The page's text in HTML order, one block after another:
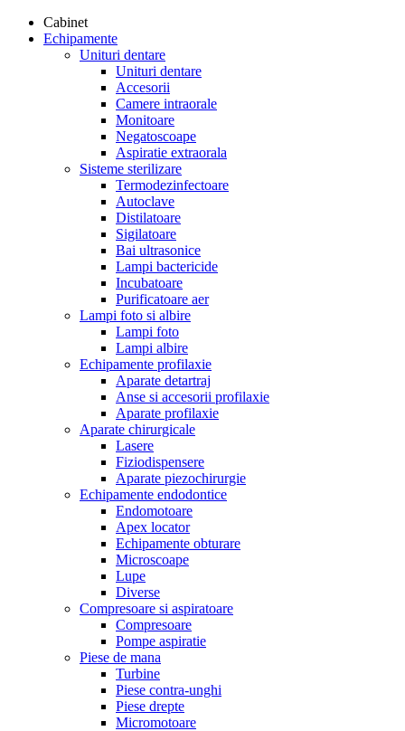
Cabinet
Echipamente
Unituri dentare
Unituri dentare
Accesorii
Camere intraorale
Monitoare
Negatoscoape
Aspiratie extraorala
Sisteme sterilizare
Termodezinfectoare
Autoclave
Distilatoare
Sigilatoare
Bai ultrasonice
Lampi bactericide
Incubatoare
Purificatoare aer
Lampi foto si albire
Lampi foto
Lampi albire
Echipamente profilaxie
Aparate detartraj
Anse si accesorii profilaxie
Aparate profilaxie
Aparate chirurgicale
Lasere
Fiziodispensere
Aparate piezochirurgie
Echipamente endodontice
Endomotoare
Apex locator
Echipamente obturare
Microscoape
Lupe
Diverse
Compresoare si aspiratoare
Compresoare
Pompe aspiratie
Piese de mana
Turbine
Piese contra-unghi
Piese drepte
Micromotoare